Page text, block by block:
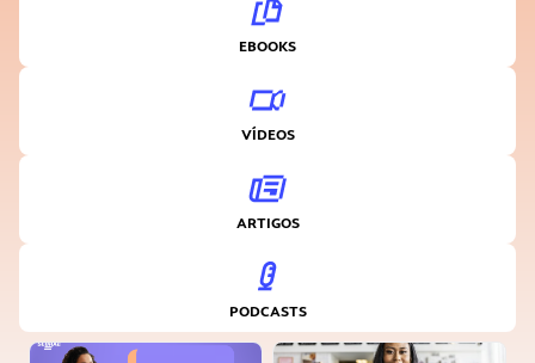
EBOOKS
VÍDEOS
ARTIGOS
PODCASTS